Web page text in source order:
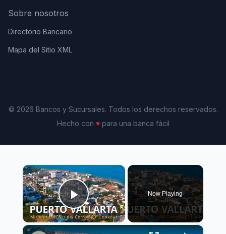
Sobre nosotros
Directorio Bancario
Mapa del Sitio XML
© 2026 Bancos y Sucursales. Todos los derechos reservados.
Hecho con ♥para una banca fácil
×
Play Video
Now Playing
×